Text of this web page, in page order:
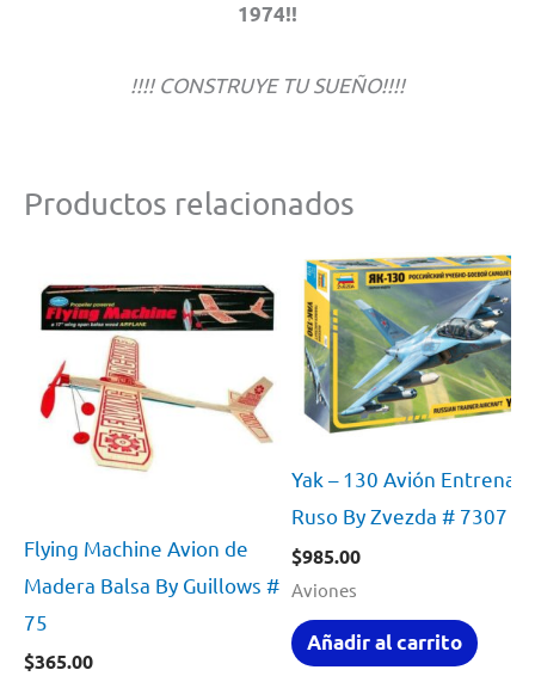
1974!!
!!!! CONSTRUYE TU SUEÑO!!!!
Productos relacionados
Flying Machine Avion de
Madera Balsa By Guillows #
75
$365.00
Yak – 130 Avión
Ruso By Zvezda # 7307
$985.00
Aviones
Añadir al carrito